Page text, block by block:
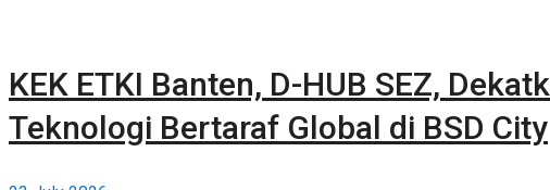
KEK ETKI Banten, D-HUB SEZ,
Teknologi Bertaraf Global di BSD City